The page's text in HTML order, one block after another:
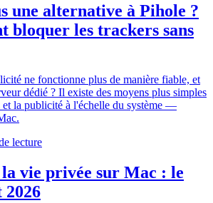
une alternative à Pihole ?
bloquer les trackers sans
ne fonctionne plus de manière fiable, et
dédié ? Il existe des moyens plus simples
et la publicité à l'échelle du système —
lecture
vie privée sur Mac : le
2026